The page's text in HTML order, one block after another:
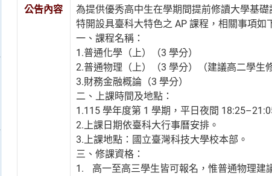
公告內容
為提供優秀高中生在學期間提前修讀大學基
特開設具臺科大特色之 AP 課程，相關事項如
一、課程名稱：
1.普通化學（上）（3 學分）
2.普通物理（上）（3 學分）（建議高二學生
3.財務金融概論（3 學分）
二、上課時間及地點：
1.115 學年度第 1 學期，平日夜間
2.上課日期依臺科大行事曆安排。
3.上課地點：國立臺灣科技大學校本部。
三、修課資格：
高一至高三學生皆可報名，惟普通物理建